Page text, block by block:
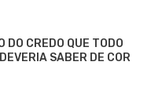
DO CREDO QUE TODO
SABER DE COR